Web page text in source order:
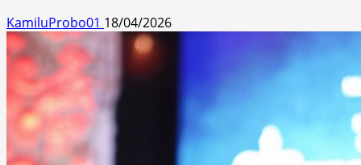
KamiluProbo01 18/04/2026